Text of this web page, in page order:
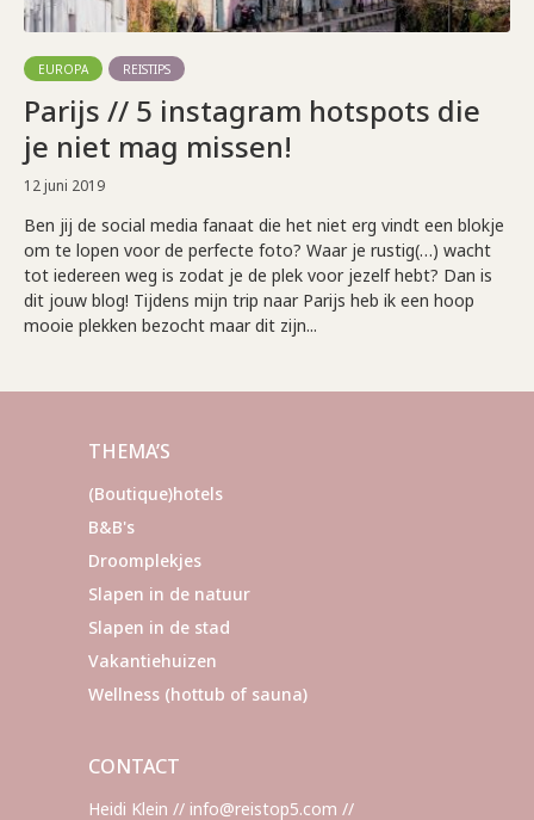
EUROPA REISTIPS
Parijs // 5 instagram hotspots die
je niet mag missen!
12 juni 2019
Ben jij de social media fanaat die het niet erg vindt een blokje
om te lopen voor de perfecte foto? Waar je rustig(…) wacht
tot iedereen weg is zodat je de plek voor jezelf hebt? Dan is
dit jouw blog! Tijdens mijn trip naar Parijs heb ik een hoop
mooie plekken bezocht maar dit zijn...
THEMA’S
(Boutique)hotels
B&B's
Droomplekjes
Slapen in de natuur
Slapen in de stad
Vakantiehuizen
Wellness (hottub of sauna)
CONTACT
Heidi Klein // info@reistop5.com //